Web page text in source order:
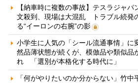
【納車時に複数の事故】テスラジャパ
文殺到、現場は大混乱 トラブル続発
る“イーロンの右腕”の影
小学生に人気の「シール流通事情」
然品薄状態が続くが、模倣品や類似品
れ 「選別が本格化する時代に」
「何がやりたいのか分からない」竹